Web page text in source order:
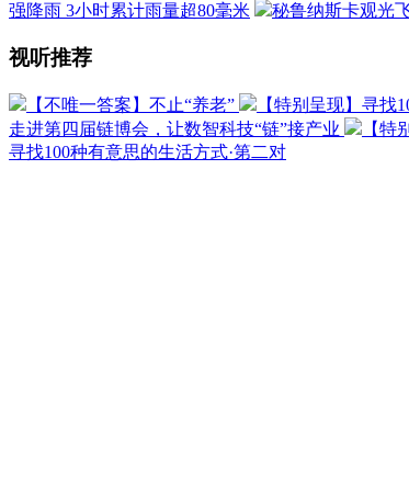
强降雨 3小时累计雨量超80毫米
秘鲁纳斯卡观光
视听推荐
【不唯一答案】不止“养老” 【特别呈现】寻找
走进第四届链博会，让数智科技“链”接产业
【特
寻找100种有意思的生活方式·第二对